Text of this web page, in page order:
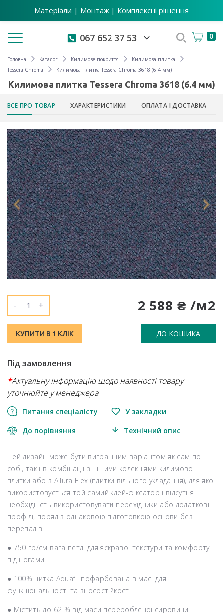
Матеріали | Монтаж | Комплексні рішення
Toggle navigation 067 652 37 53 0
Головна Каталог Килимове покриття
Килимова плитка
Tessera Chroma
Килимова плитка Tessera Chroma 3618 (6.4 мм)
Килимова плитка Tessera Chroma 3618 (6.4 мм)
ВСЕ ПРО ТОВАР ХАРАКТЕРИСТИКИ ОПЛАТА І ДОСТАВКА
2 588 ₴ /м2
- +
КУПИТИ В 1 КЛІК ДО КОШИКА
Під замовлення
*Актуальну інформацію щодо наявності товару
уточнюйте у менеджера
Питання спеціалісту У закладки
До порівняння Технічний опис
Цей дизайн може бути виграшним варіантом як сам по
собі, так і в комбінації з іншими колекціями килимової
плитки або з Allura Flex (плитки вільного укладання), для якої
використовується той самий клей-фіксатор і відсутня
необхідність використовувати перехідники або додаткові
профілі, поряд з однаковою підготовкою основи без
перепадів.
● 750 гр/см вага петлі для яскравої текстури та комфорту
під ногами
● 100% нитка Aquafil пофарбована в масі для
функціональності та зносостійкості
● Містить до 62 % від маси переробленої сировини